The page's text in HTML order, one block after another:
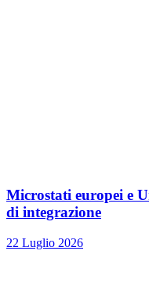
Microstati europei e
di integrazione
22 Luglio 2026